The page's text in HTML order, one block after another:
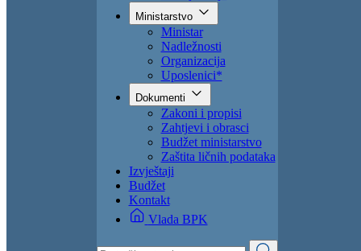
Sve vijesti
Konkursi i oglasi
Obavještenja
Ministarstvo
Ministar
Nadležnosti
Organizacija
Uposlenici*
Dokumenti
Zakoni i propisi
Zahtjevi i obrasci
Budžet ministarstvo
Zaštita ličnih podataka
Izvještaji
Budžet
Kontakt